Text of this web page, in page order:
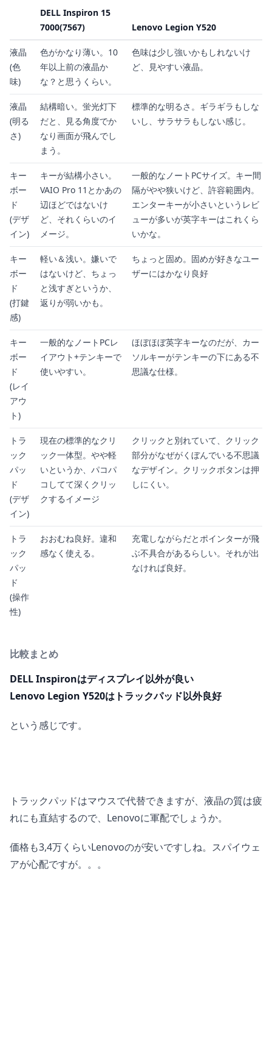
DELL Inspiron 15
7000(7567)
Lenovo Legion Y520
液晶
(色
味)
色がかなり薄い。10
年以上前の液晶か
な？と思うくらい。
色味は少し強いかもしれないけ
ど、見やすい液晶。
液晶
(明る
さ)
結構暗い。蛍光灯下
だと、見る角度でか
なり画面が飛んでし
まう。
標準的な明るさ。ギラギラもしな
いし、サラサラもしない感じ。
キー
ボー
ド
(デザ
イン)
キーが結構小さい。
VAIO Pro 11とかあの
辺ほどではないけ
ど、それくらいのイ
メージ。
一般的なノートPCサイズ。キー間
隔がやや狭いけど、許容範囲内。
エンターキーが小さいというレビ
ューが多いが英字キーはこれくら
いかな。
キー
ボー
ド
(打鍵
感)
軽い＆浅い。嫌いで
はないけど、ちょっ
と浅すぎというか、
返りが弱いかも。
ちょっと固め。固めが好きなユー
ザーにはかなり良好
キー
ボー
ド
(レイ
アウ
ト)
一般的なノートPCレ
イアウト+テンキーで
使いやすい。
ほぼほぼ英字キーなのだが、カー
ソルキーがテンキーの下にある不
思議な仕様。
トラ
ック
パッ
ド
(デザ
イン)
現在の標準的なクリ
ック一体型。やや軽
いというか、パコパ
コしてて深くクリッ
クするイメージ
クリックと別れていて、クリック
部分がなぜがくぼんでいる不思議
なデザイン。クリックボタンは押
しにくい。
トラ
ック
パッ
ド
(操作
性)
おおむね良好。違和
感なく使える。
充電しながらだとポインターが飛
ぶ不具合があるらしい。それが出
なければ良好。
比較まとめ
DELL Inspironはディスプレイ以外が良い
Lenovo Legion Y520はトラックパッド以外良好
という感じです。
トラックパッドはマウスで代替できますが、液晶の質は疲
れにも直結するので、Lenovoに軍配でしょうか。
価格も3,4万くらいLenovoのが安いですしね。スパイウェ
アが心配ですが。。。